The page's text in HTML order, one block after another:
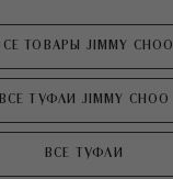
ТОВАРЫ JIMMY CHOO
ВСЕ ТУФЛИ JIMMY CHOO
ВСЕ ТУФЛИ